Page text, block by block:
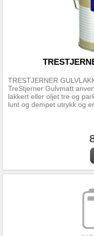
TRESTJERNER
TreStjerner Gulvmatt
lakkert eller oljet tre og
lunt og dempet utrykk og